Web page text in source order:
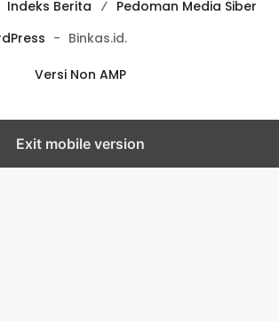
Indeks Berita
Pedoman Media Siber
- Binkas.id.
Versi Non AMP
Exit mobile version